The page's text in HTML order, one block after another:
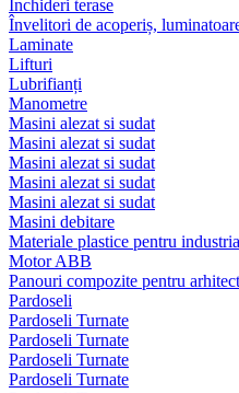
Închideri terase
Învelitori de acoperiș,
Laminate
Lifturi
Lubrifianți
Manometre
Masini alezat si sudat
Masini alezat si sudat
Masini alezat si sudat
Masini alezat si sudat
Masini alezat si sudat
Masini debitare
Materiale plastice pentru
Motor ABB
Panouri compozite pentru
Pardoseli
Pardoseli Turnate
Pardoseli Turnate
Pardoseli Turnate
Pardoseli Turnate